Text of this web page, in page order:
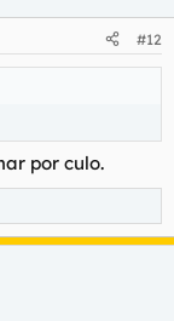
#12
por culo.